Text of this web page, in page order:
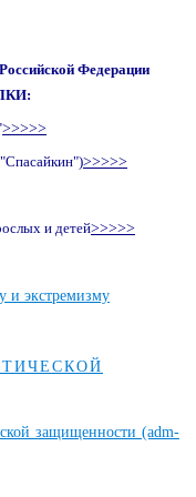
Федерации
>>>>>
>>>>>
и детей>>>>>
и экстремизму
защищенности (adm-